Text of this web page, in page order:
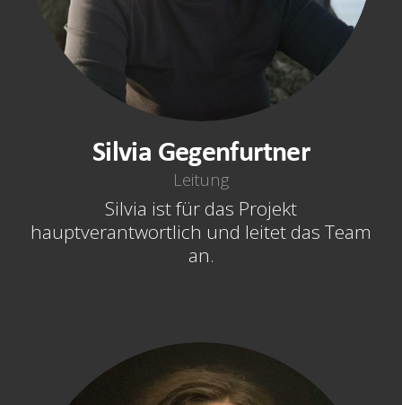
Silvia Gegenfurtner
Leitung
Silvia ist für das Projekt
hauptverantwortlich und leitet das Team
an.